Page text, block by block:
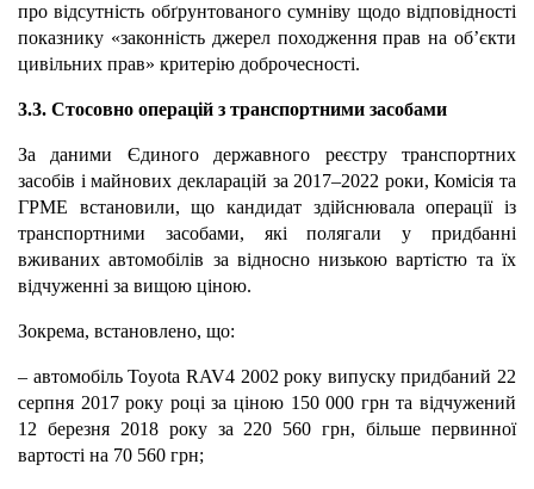
про відсутність обґрунтованого сумніву щодо відповідності
показнику «законність джерел походження прав на об’єкти
цивільних прав» критерію доброчесності.
3.3. Стосовно операцій з транспортними засобами
За даними Єдиного державного реєстру транспортних
засобів і майнових декларацій за 2017–2022 роки, Комісія та
ГРМЕ встановили, що кандидат здійснювала операції із
транспортними засобами, які полягали у придбанні
вживаних автомобілів за відносно низькою вартістю та їх
відчуженні за вищою ціною.
Зокрема, встановлено, що:
– автомобіль Toyota RAV4 2002 року випуску придбаний 22
серпня 2017 року році за ціною 150 000 грн та відчужений
12 березня 2018 року за 220 560 грн, більше первинної
вартості на 70 560 грн;